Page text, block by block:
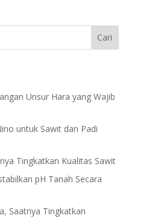
Cari
Unsur Hara yang Wajib
untuk Sawit dan Padi
Tingkatkan Kualitas Sawit
pH Tanah Secara
Saatnya Tingkatkan